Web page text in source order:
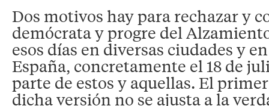
Dos motivos hay para rechazar y
demócrata y progre del
esos días en diversas ciudades y
España, concretamente el 18 de
parte de estos y aquellas. El
dicha versión no se ajusta a la